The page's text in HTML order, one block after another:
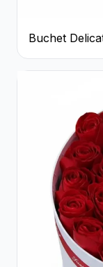
Buchet
Mov